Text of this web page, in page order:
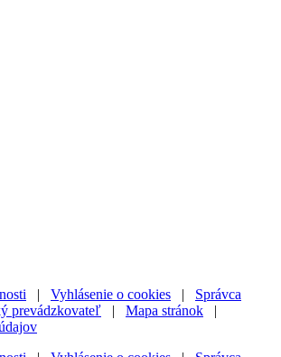
| Vyhlásenie o cookies | Správca
prevádzkovateľ | Mapa stránok |